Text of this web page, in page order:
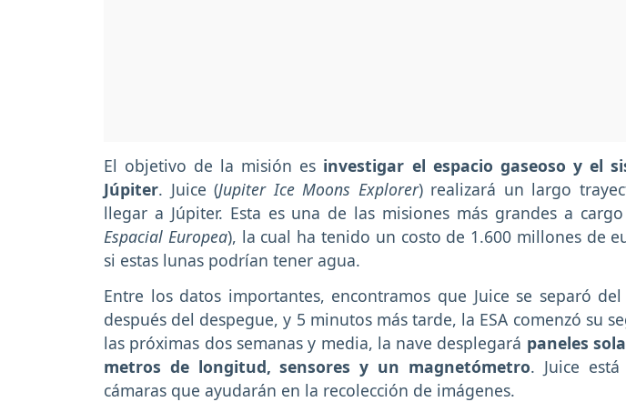
El objetivo de la misión es investigar el espacio gaseoso y el
Júpiter. Juice (Jupiter Ice Moons Explorer) realizará un largo
llegar a Júpiter. Esta es una de las misiones más grandes a
Espacial Europea), la cual ha tenido un costo de 1.600 millones de
si estas lunas podrían tener agua.
Entre los datos importantes, encontramos que Juice se separó
después del despegue, y 5 minutos más tarde, la ESA comenzó su
las próximas dos semanas y media, la nave desplegará paneles
metros de longitud, sensores y un magnetómetro. Juice
cámaras que ayudarán en la recolección de imágenes.